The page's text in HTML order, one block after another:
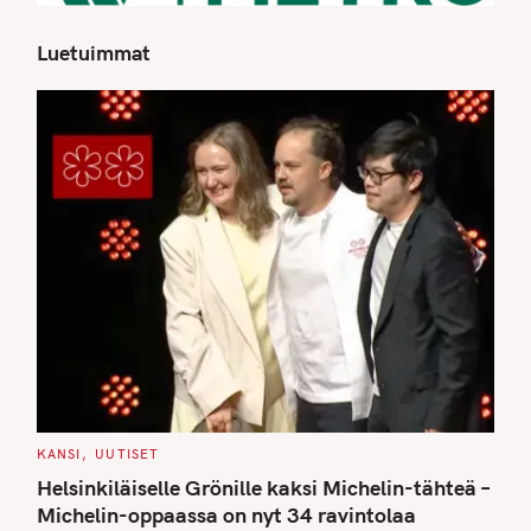
Luetuimmat
C
T
E
G
O
KANSI UUTISET
Helsinkiläiselle Grönille kaksi Michelin-tähteä –
Michelin-oppaassa on nyt 34 ravintolaa
S
e
a